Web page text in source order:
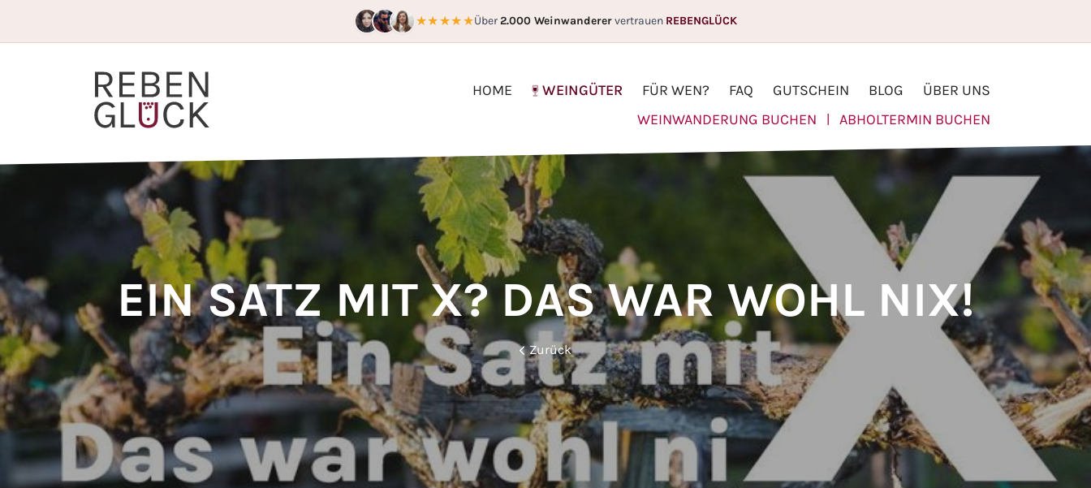
★★★★★Über2.000 Weinwanderervertrauen REBENGLÜCK
HOME WEINGÜTER FÜR WEN? FAQ GUTSCHEIN BLOG
ÜBER UNS
WEINWANDERUNG BUCHEN
| ABHOLTERMIN BUCHEN
EIN SATZ MIT X? DAS WAR WOHL NIX!
Zurück